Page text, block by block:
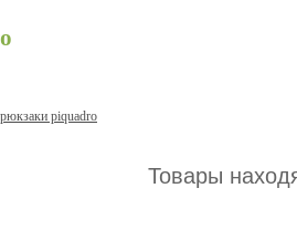
piquadro
Товары